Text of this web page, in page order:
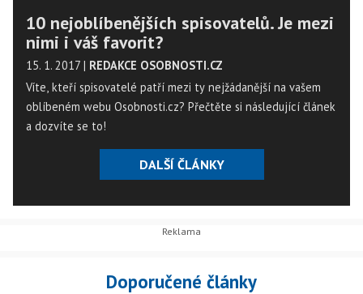
10 nejoblíbenějších spisovatelů. Je mezi
nimi i váš favorit?
15. 1. 2017 | REDAKCE OSOBNOSTI.CZ
Víte, kteří spisovatelé patří mezi ty nejžádanější na vašem
oblíbeném webu Osobnosti.cz? Přečtěte si následující článek
a dozvíte se to!
DALŠÍ ČLÁNKY
Doporučené články